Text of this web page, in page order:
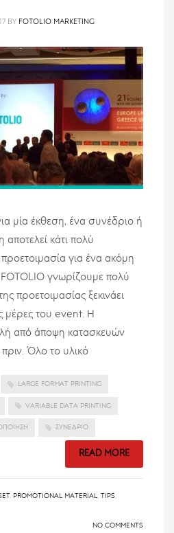
BY FOTOLIO MARKETING
μία έκθεση, ένα συνέδριο ή
αποτελεί κάτι πολύ
για ένα ακόμη
FOTOLIO γνωρίζουμε πολύ
προετοιμασίας ξεκινάει
μέρες του event. Η
από άποψη κατασκευών
πριν. Όλο το υλικό
LARGE FORMAT PRINTING
VARIABLE DATA PRINTING
ΣΥΝΈΔΡΙΟ
READ MORE
, PROMOTIONAL MATERIAL TIPS
NO COMMENTS